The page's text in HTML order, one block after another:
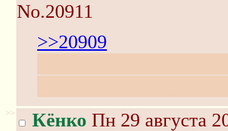
No.20911
>>20909
>> Кёнко Пн 29 августа